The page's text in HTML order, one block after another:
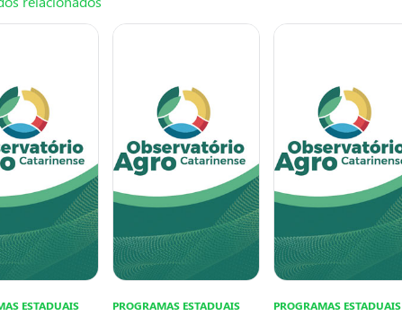
ESTADUAIS PROGRAMAS ESTADUAIS PROGRAMAS ESTADUAIS